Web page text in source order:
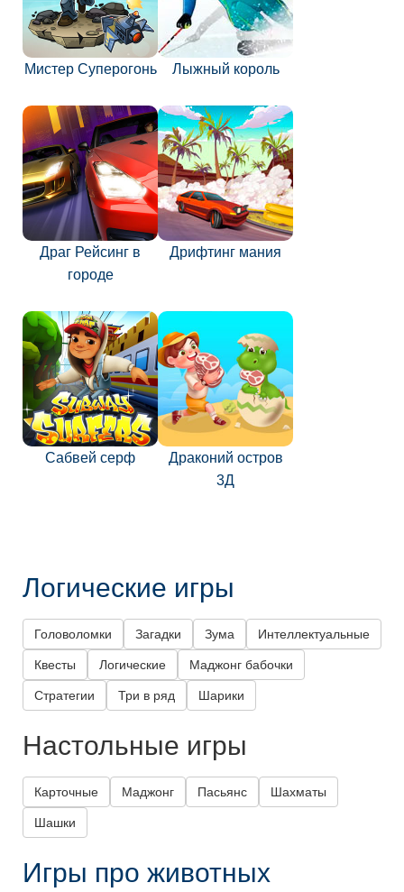
Мистер Суперогонь Лыжный король
Драг Рейсинг в
городе
Дрифтинг мания
Сабвей серф
Драконий остров
3Д
Логические игры
Головоломки Загадки Зума Интеллектуальные
Квесты Логические Маджонг бабочки
Стратегии Три в ряд Шарики
Настольные игры
Карточные Маджонг Пасьянс Шахматы
Шашки
Игры про животных